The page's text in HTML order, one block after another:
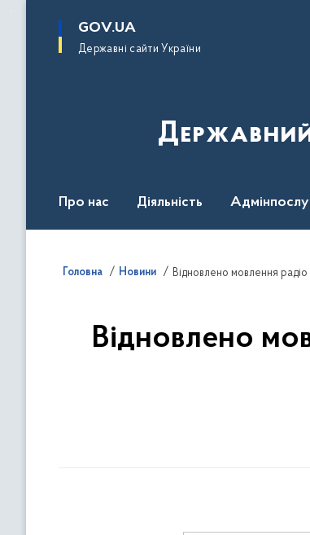
основного
GOV.UA
Державні сайти України
Державний
Про нас Діяльність
Головна Новини Відновлено мовлення
Відновлено